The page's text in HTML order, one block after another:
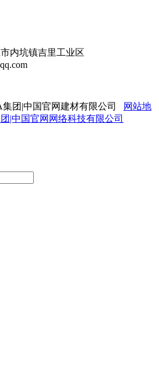
内坑镇吉里工业区
集团|中国官网建材有限公司
网站地
|中国官网网络科技有限公司